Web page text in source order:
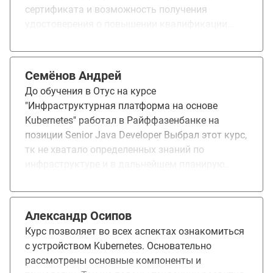
сертификата и возможность получения
получения налогового вычета. Курс вызвал
больше положительных эмоций.
Семёнов Андрей
До обучения в Отус на курсе
"Инфраструктурная платформа на основе
Kubernetes" работал в Райффазенбанке на
позиции Senior Java Developer Выбрал этот курс,
тк не хватало определенных знаний по
команда преподавателей b) Объемные и
остаются хорошие знания Не понравилось: a)
По некоторым ДЗ устарели методички, их
нужно обновить b) Долгая проверка ДЗ со
стороны преподавателей После обучения
Александр Осипов
Курс позволяет во всех аспектах ознакомиться
с устройством Kubernetes. Основательно
рассмотрены основные компоненты и